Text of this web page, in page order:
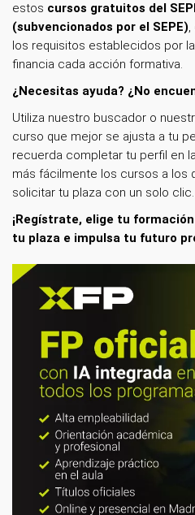
estos cursos gratuitos del
(subvencionados por el SEPE),
los requisitos establecidos por
financia cada acción formativa.
¿Necesitas ayuda? ¿No
Utiliza nuestro buscador o
curso que mejor se ajusta a tu
recuerda completar tu perfil en
más fácilmente los cursos a los
solicitar tu plaza con un solo clic.
¡Regístrate, elige tu
tu plaza e impulsa tu futuro